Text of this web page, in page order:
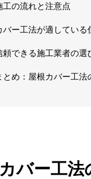
工の流れと注意点
バー工法が適している
頼できる施工業者の選
とめ：屋根カバー工
カバー工